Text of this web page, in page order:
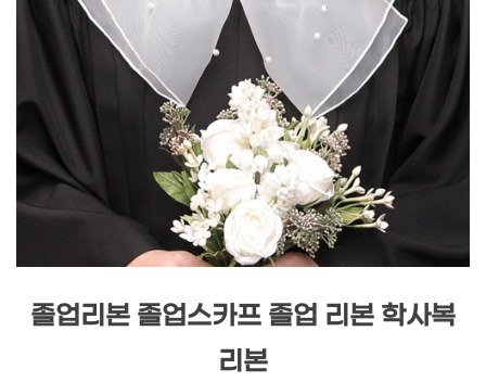
졸업리본 졸업스카프 졸업 리본 학사복
리본